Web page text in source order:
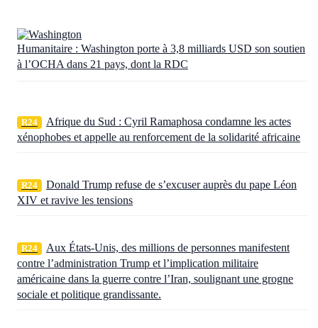
Humanitaire : Washington porte à 3,8 milliards USD son soutien
à l’OCHA dans 21 pays, dont la RDC
R24
Afrique du Sud : Cyril Ramaphosa condamne les actes
xénophobes et appelle au renforcement de la solidarité africaine
R24
Donald Trump refuse de s’excuser auprès du pape Léon
XIV et ravive les tensions
R24
Aux États‑Unis, des millions de personnes manifestent
contre l’administration Trump et l’implication militaire
américaine dans la guerre contre l’Iran, soulignant une grogne
sociale et politique grandissante.